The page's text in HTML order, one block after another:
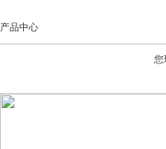
产品中心
您